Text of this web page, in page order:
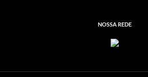
NOSSA REDE